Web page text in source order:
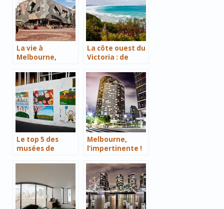
La vie à
Melbourne,
évènements à
foison
La côte ouest du
Victoria : de
la frontière du
South Australia
Le top 5 des
musées de
Melbourne,
l’impertinente !